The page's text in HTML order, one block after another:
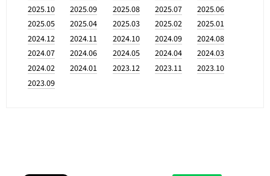
2025.10
2025.09 2025.08 2025.07
2025.06
2025.05
2025.04 2025.03 2025.02
2025.01
2024.12
2024.11 2024.10 2024.09
2024.08
2024.07
2024.06 2024.05 2024.04
2024.03
2024.02
2024.01 2023.12 2023.11
2023.10
2023.09